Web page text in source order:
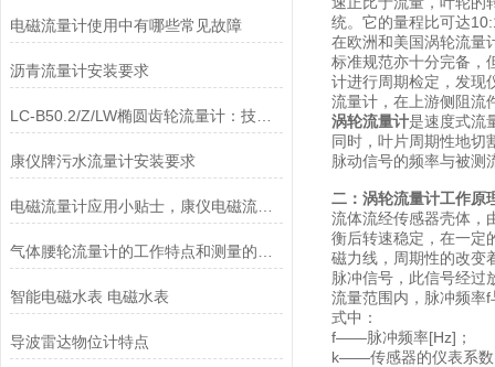
电磁流量计使用中有哪些常见故障
沥青流量计安装要求
LC-B50.2/Z/LW椭圆齿轮流量计：技术升级与工业场景适配性分析
康仪牌污水流量计安装要求
电磁流量计应用小贴士，康仪电磁流量计
智能电磁水表 电磁水表
导波雷达物位计特点
统。它的量程比可达
在欧洲和美国涡轮流量
标准规范亦十分完备，
计进行周期检定，发现
流量计，在上游侧阻流
涡轮流量计是速度式流
同时，叶片周期性地切
脉动信号的频率与被测
二：涡轮流量计工作原
流体流经传感器壳体，
衡后转速稳定，在一定
磁力线，周期性的改变
脉冲信号，此信号经过
流量范围内，脉冲频率
式中：
f——脉冲频率[Hz]；
k——传感器的仪表系数